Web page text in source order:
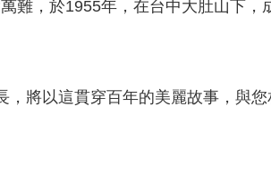
，於1955年，在台中大肚山下，
以這貫穿百年的美麗故事，與您